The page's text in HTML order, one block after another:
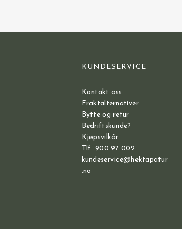
KUNDESERVICE
Kontakt oss
Fraktalternativer
Bytte og retur
Bedriftskunde?
Kjøpsvilkår
Tlf: 900 97 002
kundeservice@hektapatur
.no